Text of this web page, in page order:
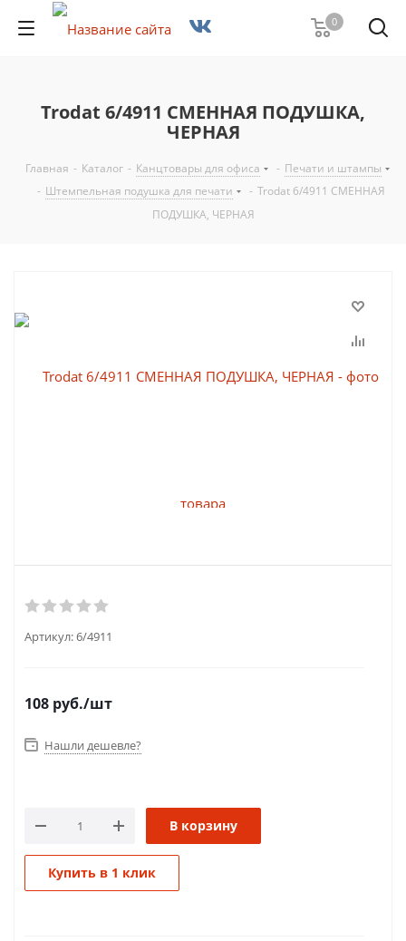
0
Trodat 6/4911 СМЕННАЯ ПОДУШКА,
ЧЕРНАЯ
Главная - Каталог - Канцтовары для офиса - Печати и штампы
- Штемпельная подушка для печати - Trodat 6/4911 СМЕННАЯ
ПОДУШКА, ЧЕРНАЯ
Артикул:6/4911
108 руб./шт
Нашли дешевле?
В корзину
Купить в 1 клик